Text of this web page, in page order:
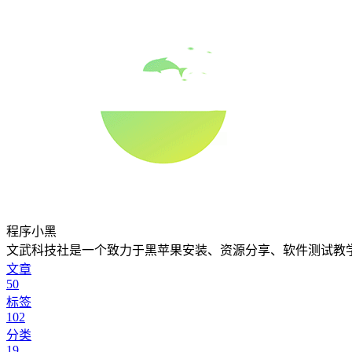
程序小黑
文武科技社是一个致力于黑苹果安装、资源分享、软件测试教
文章
50
标签
102
分类